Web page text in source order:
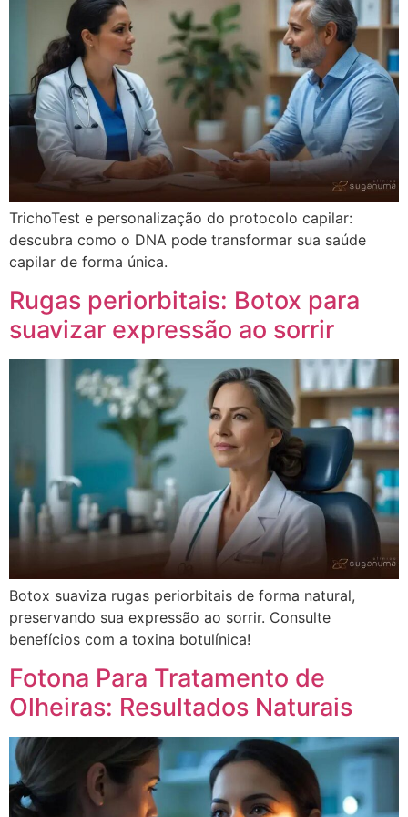
TrichoTest e personalização do protocolo capilar:
descubra como o DNA pode transformar sua saúde
capilar de forma única.
Rugas periorbitais: Botox para
suavizar expressão ao sorrir
Botox suaviza rugas periorbitais de forma natural,
preservando sua expressão ao sorrir. Consulte
benefícios com a toxina botulínica!
Fotona Para Tratamento de
Olheiras: Resultados Naturais